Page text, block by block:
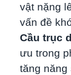
vật nặng
vấn đề
Cầu trục
ưu trong
tăng năng